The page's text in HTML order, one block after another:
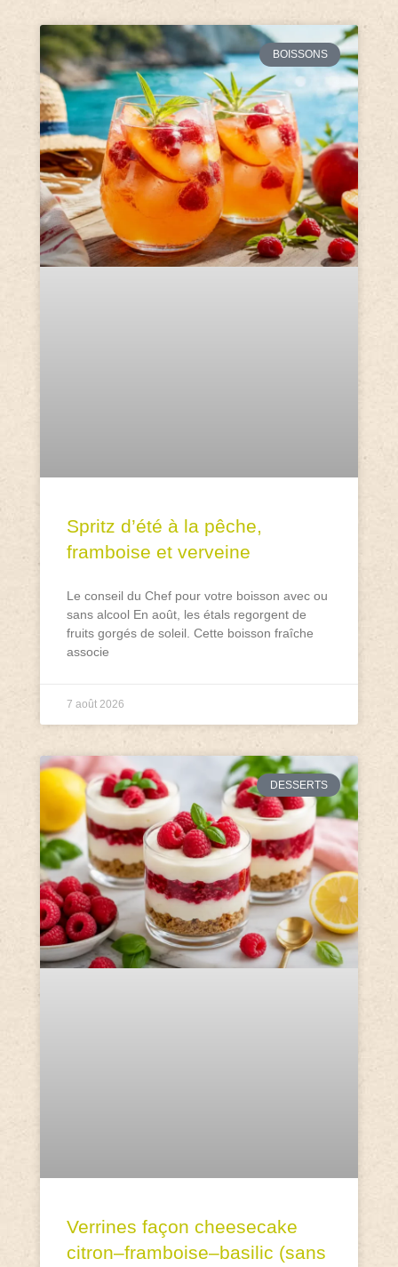
BOISSONS
Spritz d’été à la pêche,
framboise et verveine
Le conseil du Chef pour votre boisson avec ou
sans alcool En août, les étals regorgent de
fruits gorgés de soleil. Cette boisson fraîche
associe
7 août 2026
DESSERTS
Verrines façon cheesecake
citron–framboise–basilic (sans